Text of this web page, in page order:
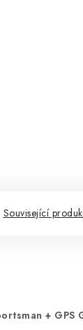
Související
+ GPS